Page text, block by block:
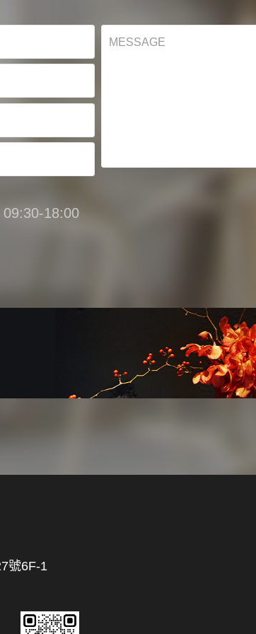
18:00
號6F-1